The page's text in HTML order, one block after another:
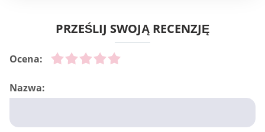
PRZEŚLIJ SWOJĄ RECENZJĘ
Ocena:
Nazwa: